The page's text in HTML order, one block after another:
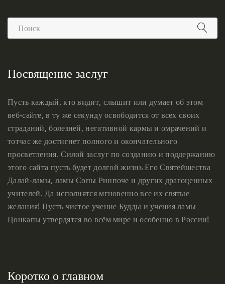
Посвящение заслуг
Пусть каждый, кто видит, слышит или думает об этом
веб-сайте, в ту же секунду освободится от всех своих
страданий, болезней, негативной кармы и омрачений и
тотчас же достигнет полного и окончательного
просветления. Силой заслуг по созданию и поддержанию
этого сайта пусть будет долгой жизнь Его Святейшества
Далай-ламы, ламы Сопы Ринпоче и других драгоценных
учителей. Да исполнятся мгновенно все их святые
желания! Пусть чистое учение Будды и учения ламы
Цонкапы утвердятся во всём мире и особенно в России!
Коротко о главном